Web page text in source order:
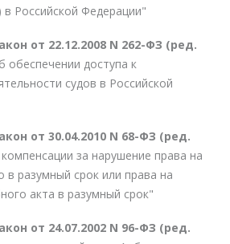
в Российской Федерации"
от 22.12.2008 N 262-ФЗ (ред.
обеспечении доступа к
судов в Российской
от 30.04.2010 N 68-ФЗ (ред.
за нарушение права на
в разумный срок или права на
акта в разумный срок"
от 24.07.2002 N 96-ФЗ (ред.